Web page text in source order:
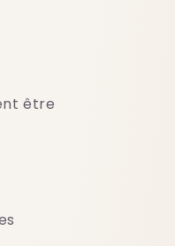
être